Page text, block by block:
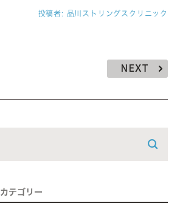
投稿者: 品川ストリングスクリニック
NEXT
カテゴリー